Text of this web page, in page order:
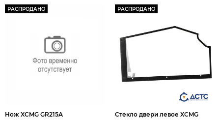
РАСПРОДАНО
Нож XCMG GR215A
РАСПРОДАНО
Стекло двери левое XCMG